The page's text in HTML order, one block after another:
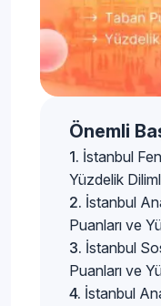
Önemli
İstanbul
Yüzdelik
İstanbul
Puanları ve
İstanbul
Puanları ve
İstanbul